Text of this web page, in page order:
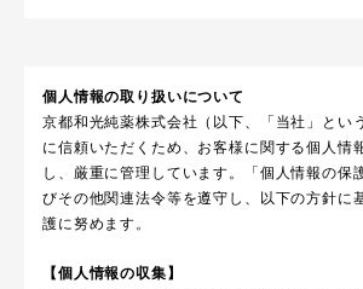
個人情報の取り扱いについて
京都和光純薬株式会社（以下、「当社」とい
に信頼いただくため、お客様に関する個人情
し、厳重に管理しています。「個人情報の保
びその他関連法令等を遵守し、以下の方針に
護に努めます。
【個人情報の収集】